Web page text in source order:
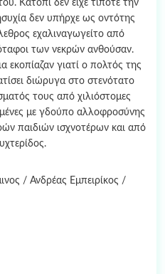
Κατόπι δεν είχε τίποτε την
δεν υπήρχε ως οντότης
εχαλιναγωγείτο από
των νεκρών ανθούσαν.
εκοπίαζαν γιατί ο πολτός της
διώρυγα στο στενότατο
τους από χιλιόστομες
με γδούπο αλλοφροσύνης
παιδιών ισχνοτέρων και από
/ Ανδρέας Εμπειρίκος /